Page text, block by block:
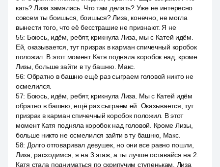
кать? Лиза замялась. Что там делать? Уже не интересно
совсем ты боишься, боишься? Лиза, конечно, не могла
вынести того, что её бесстрашие не признают. Я не
55: Боюсь, идём, ребят, крикнула Лиза, мы с Катей идём.
Ей, оказывается, тут призрак в карман спичечный коробок
положил. В этот момент Катя подняла коробок над, кроме
Лизы, больше зайти в ту башню. Макс.
56: Обратно в башню ещё раз сыграем головой никто не
осмелился.
57: Боюсь, идём, ребят, крикнула Лиза. Мы с Катей идём
обратно в башню, ещё раз сыграем ей. Оказывается, тут
призрак в карман спичечный коробок положил. В этот
момент Катя подняла коробок над головой. Кроме Лизы,
больше никто не осмелился зайти в ту башню, Макс.
58: Долго отговаривал девушек, но они все равно пошли,
Лиза, расходимся, я на 3 этаж, а ты лучше оставайся на 2.
Катя стала подниматься по скрипучим ступенькам. Лиза